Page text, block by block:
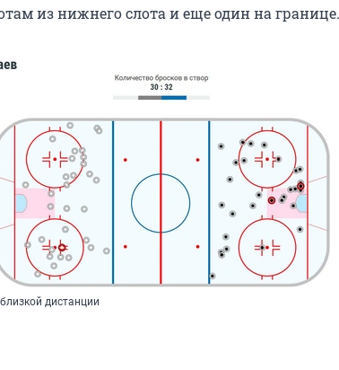
из нижнего слота и еще один на границе.
дистанции